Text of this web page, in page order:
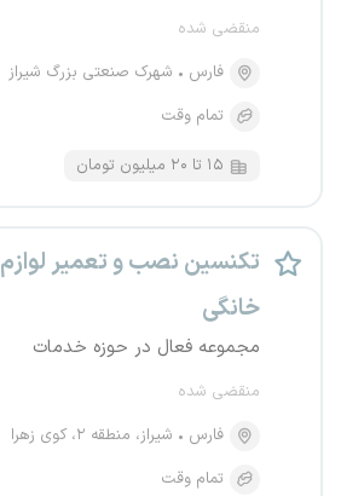
منقضی شده
فارس
شهرک صنعتی بزرگ شیراز
تمام وقت
۱۵ تا ۲۰ میلیون تومان
تکنسین نصب و تعمیر لوازم
خانگی
مجموعه فعال در حوزه خدمات
منقضی شده
فارس
شیراز، منطقه ۲، کوی زهرا
تمام وقت